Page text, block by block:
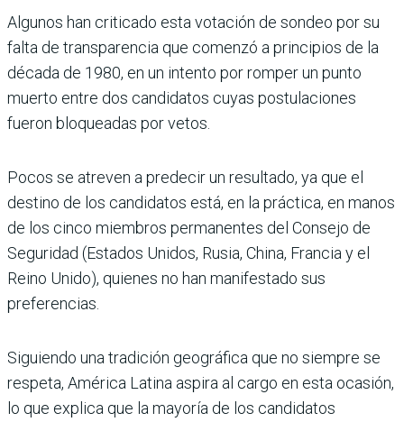
Algunos han criticado esta votación de sondeo por su
falta de transparencia que comenzó a principios de la
década de 1980, en un intento por romper un punto
muerto entre dos candidatos cuyas postulaciones
fueron bloqueadas por vetos.
Pocos se atreven a predecir un resultado, ya que el
destino de los candidatos está, en la práctica, en manos
de los cinco miembros permanentes del Consejo de
Seguridad (Estados Unidos, Rusia, China, Francia y el
Reino Unido), quienes no han manifestado sus
preferencias.
Siguiendo una tradición geográfica que no siempre se
respeta, América Latina aspira al cargo en esta ocasión,
lo que explica que la mayoría de los candidatos